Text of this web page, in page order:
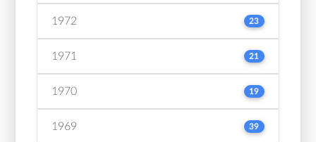
1972 23
1971 21
1970 19
1969 39